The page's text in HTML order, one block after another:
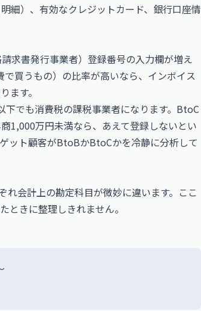
細）、有効なクレジットカード、銀行口座情
求書発行事業者）登録番号の入力欄が増え
買うもの）の比率が高いなら、インボイス
ます。
でも消費税の課税事業者になります。BtoC
1,000万円未満なら、あえて登録しないとい
ット顧客がBtoBかBtoCかを冷静に分析して
れ会計上の勘定科目が微妙に違います。ここ
ときに整理しきれません。